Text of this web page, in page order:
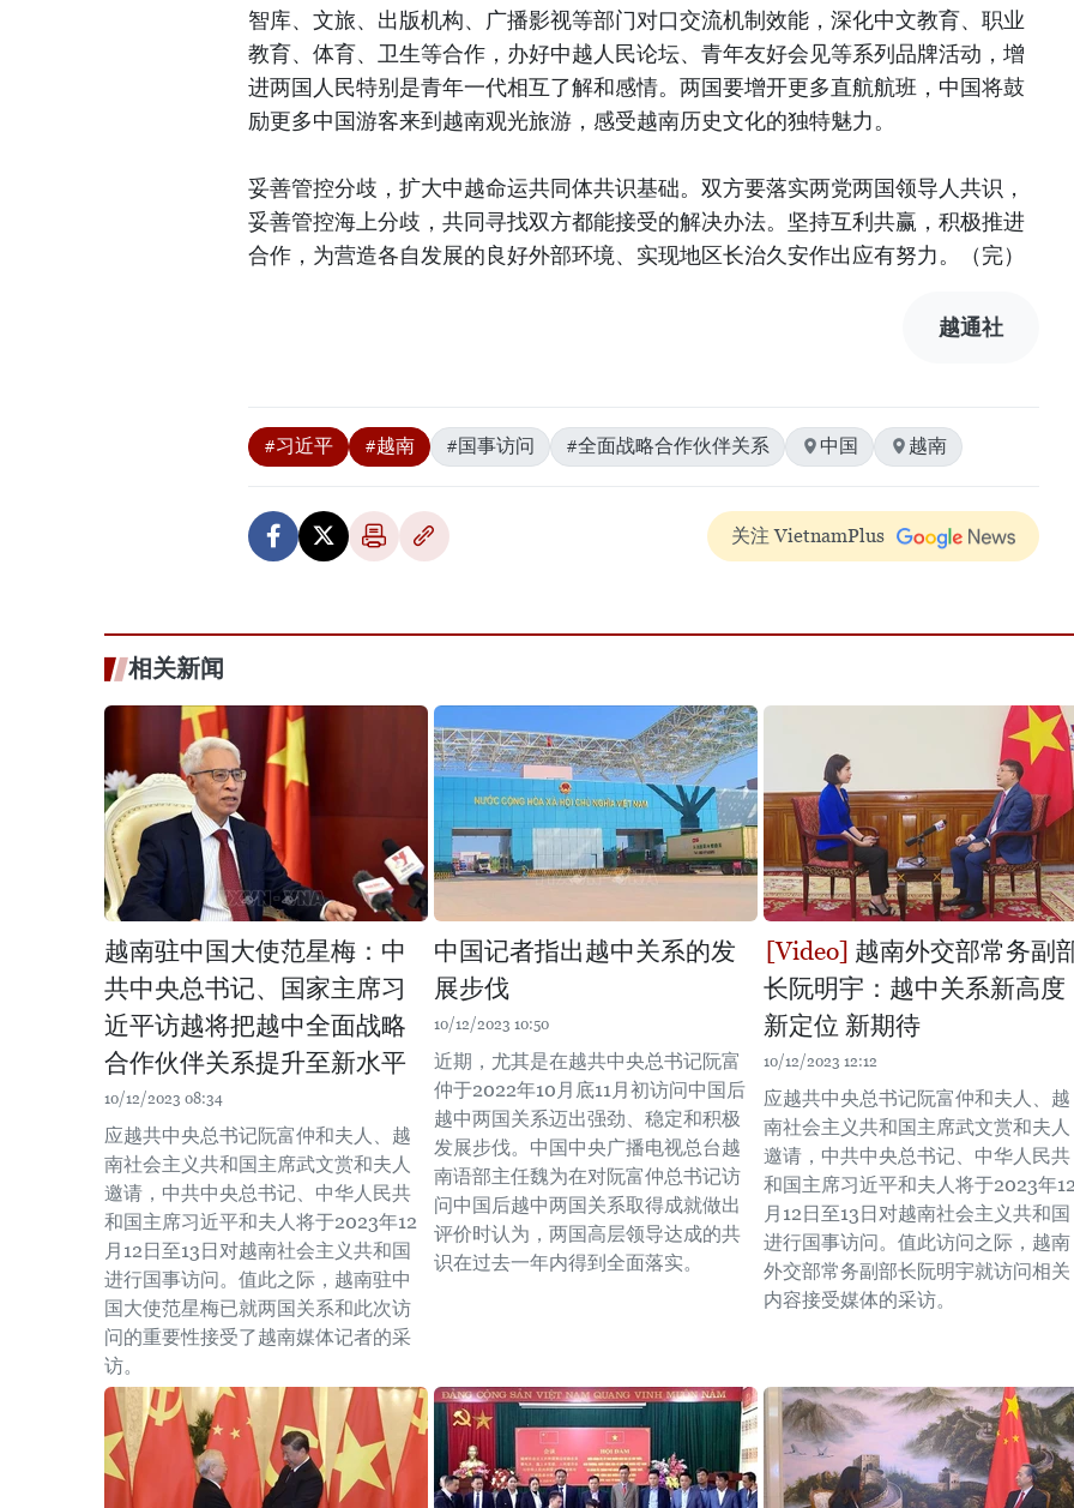
智库、文旅、出版机构、广播影视等部门对口交流机制效能，深化中文教育、职业
教育、体育、卫生等合作，办好中越人民论坛、青年友好会见等系列品牌活动，增
进两国人民特别是青年一代相互了解和感情。两国要增开更多直航航班，中国将鼓
励更多中国游客来到越南观光旅游，感受越南历史文化的独特魅力。
妥善管控分歧，扩大中越命运共同体共识基础。双方要落实两党两国领导人共识，
妥善管控海上分歧，共同寻找双方都能接受的解决办法。坚持互利共赢，积极推进
合作，为营造各自发展的良好外部环境、实现地区长治久安作出应有努力。（完）
越通社
#习近平 #越南 #国事访问 #全面战略合作伙伴关系 中国 越南
关注 VietnamPlus
相关新闻
越南驻中国大使范星梅：中
共中央总书记、国家主席习
近平访越将把越中全面战略
合作伙伴关系提升至新水平
10/12/2023 08:34
应越共中央总书记阮富仲和夫人、越
南社会主义共和国主席武文赏和夫人
邀请，中共中央总书记、中华人民共
和国主席习近平和夫人将于2023年12
月12日至13日对越南社会主义共和国
进行国事访问。值此之际，越南驻中
国大使范星梅已就两国关系和此次访
问的重要性接受了越南媒体记者的采
访。
中国记者指出越中关系的发
展步伐
10/12/2023 10:50
近期，尤其是在越共中央总书记阮富
仲于2022年10月底11月初访问中国后
越中两国关系迈出强劲、稳定和积极
发展步伐。中国中央广播电视总台越
南语部主任魏为在对阮富仲总书记访
问中国后越中两国关系取得成就做出
评价时认为，两国高层领导达成的共
识在过去一年内得到全面落实。
越南外交部常务副
长阮明宇：越中关系新高度
新定位 新期待
10/12/2023 12:12
应越共中央总书记阮富仲和夫人、越
南社会主义共和国主席武文赏和夫人
邀请，中共中央总书记、中华人民共
和国主席习近平和夫人将于2023年
月12日至13日对越南社会主义共和国
进行国事访问。值此访问之际，越南
外交部常务副部长阮明宇就访问相关
内容接受媒体的采访。